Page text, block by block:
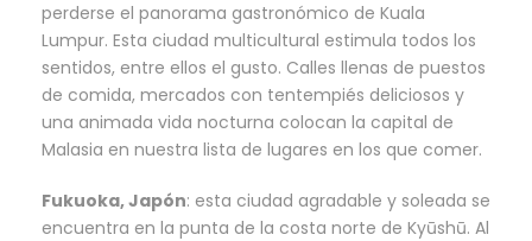
perderse el panorama gastronómico de Kuala
Lumpur. Esta ciudad multicultural estimula todos los
sentidos, entre ellos el gusto. Calles llenas de puestos
de comida, mercados con tentempiés deliciosos y
una animada vida nocturna colocan la capital de
Malasia en nuestra lista de lugares en los que comer.
Fukuoka, Japón: esta ciudad agradable y soleada se
encuentra en la punta de la costa norte de Kyūshū. Al